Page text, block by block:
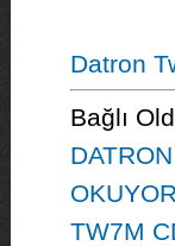
Datron
Bağlı
OKUYOR
TW7M